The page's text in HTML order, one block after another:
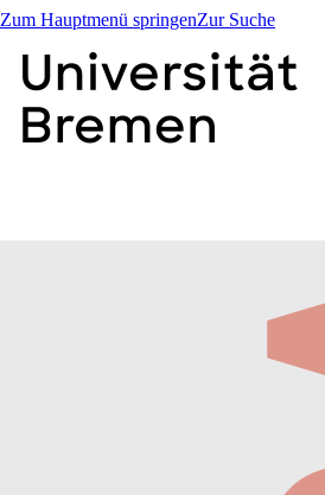
Zum Hauptmenü springenZur Suche